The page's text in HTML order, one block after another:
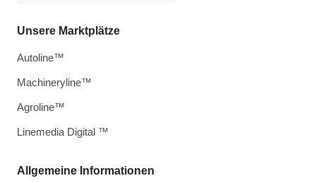
Allgemeine Informationen
Unsere Marktplätze
Autoline™
Machineryline™
Agroline™
Linemedia Digital ™